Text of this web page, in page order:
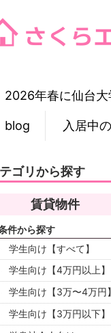
2026年春に仙台
blog 入居中
ゴリから探す
賃貸物件
件から探す
学生向け【すべて】
学生向け【4万円以上】
学生向け【3万〜4万円】
学生向け【3万円以下】